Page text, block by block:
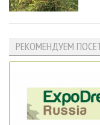
РЕКОМЕНДУЕМ